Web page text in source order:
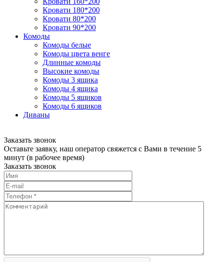
Кровати 180*200
Кровати 80*200
Кровати 90*200
Комоды
Комоды белые
Комоды цвета венге
Длинные комоды
Высокие комоды
Комоды 3 ящика
Комоды 4 ящика
Комоды 5 ящиков
Комоды 6 ящиков
Диваны
Заказать звонок
Оставьте заявку, наш оператор свяжется с Вами в течение 5
минут (в рабочее время)
Заказать звонок